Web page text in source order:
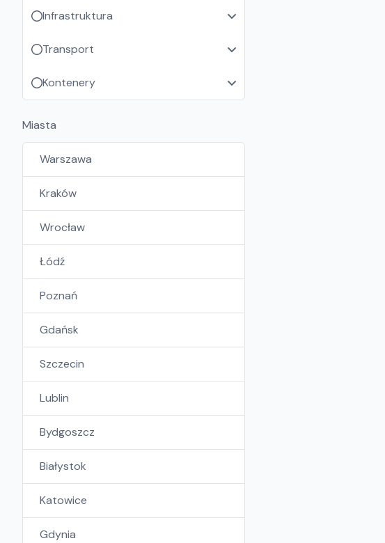
Infrastruktura
Transport
Kontenery
Miasta
Warszawa
Kraków
Wrocław
Łódź
Poznań
Gdańsk
Szczecin
Lublin
Bydgoszcz
Białystok
Katowice
Gdynia